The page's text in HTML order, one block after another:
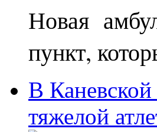
Новая
пункт,
В
тяжелой